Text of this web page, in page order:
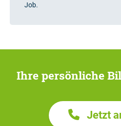
Job.
Ihre persönliche
Jetzt